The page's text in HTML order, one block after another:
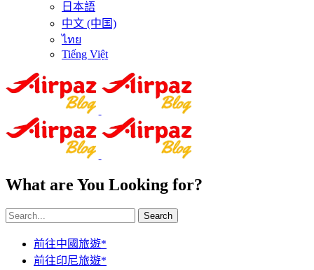
日本語
中文 (中国)
ไทย
Tiếng Việt
What are You Looking for?
Search
前往中國旅遊*
前往印尼旅遊*